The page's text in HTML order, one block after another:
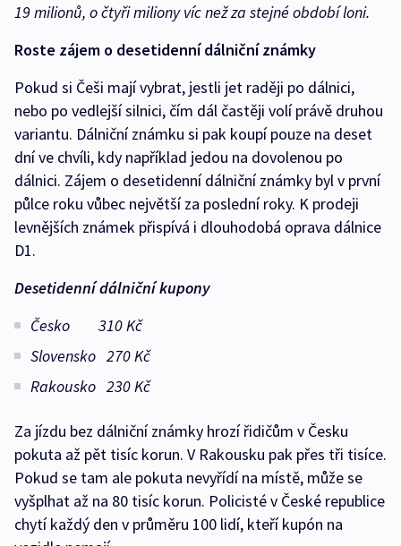
19 milionů, o čtyři miliony víc než za stejné období loni.
Roste zájem o desetidenní dálniční známky
Pokud si Češi mají vybrat, jestli jet raději po dálnici,
nebo po vedlejší silnici, čím dál častěji volí právě druhou
variantu. Dálniční známku si pak koupí pouze na deset
dní ve chvíli, kdy například jedou na dovolenou po
dálnici. Zájem o desetidenní dálniční známky byl v první
půlce roku vůbec největší za poslední roky. K prodeji
levnějších známek přispívá i dlouhodobá oprava dálnice
D1.
Desetidenní dálniční kupony
Česko 310 Kč
Slovensko 270 Kč
Rakousko 230 Kč
Za jízdu bez dálniční známky hrozí řidičům v Česku
pokuta až pět tisíc korun. V Rakousku pak přes tři tisíce.
Pokud se tam ale pokuta nevyřídí na místě, může se
vyšplhat až na 80 tisíc korun. Policisté v České republice
chytí každý den v průměru 100 lidí, kteří kupón na